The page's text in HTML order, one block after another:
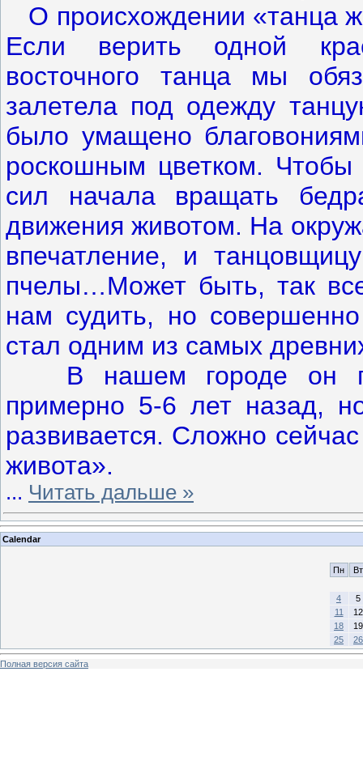
О происхождении «танца
Если верить одной
восточного танца мы
залетела под одежду
было умащено
роскошным цветком. Чтобы
сил начала вращать
движения животом. На
впечатление, и
пчелы…Может быть, так
нам судить, но
стал одним из самых
В нашем городе он
примерно 5-6 лет назад,
развивается. Сложно
живота».
... Читать дальше »
Calendar
Пн Вт
4
5
11
12
18
19
25
26
Полная версия сайта